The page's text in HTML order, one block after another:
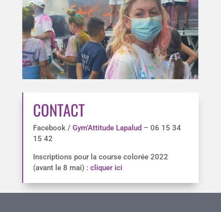
CONTACT
Facebook / Gym’Attitude Lapalud – 06 15 34
15 42
Inscriptions pour la course colorée 2022
(avant le 8 mai) : cliquer ici